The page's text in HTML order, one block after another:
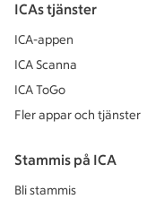
ICAs tjänster
ICA-appen
ICA Scanna
ICA ToGo
Fler appar och tjänster
Stammis på ICA
Bli stammis